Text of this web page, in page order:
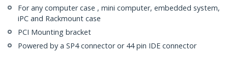
For any computer case , mini computer, embedded system,
iPC and Rackmount case
PCI Mounting bracket
Powered by a SP4 connector or 44 pin IDE connector